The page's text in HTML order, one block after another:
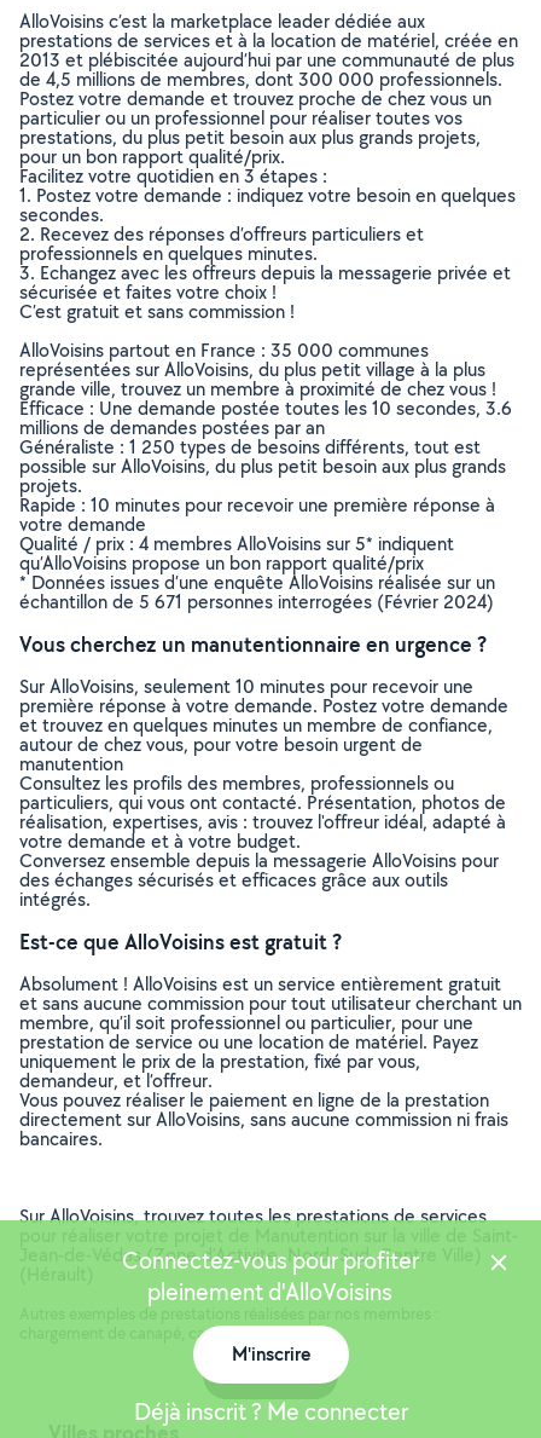
AlloVoisins c’est la marketplace leader dédiée aux
prestations de services et à la location de matériel, créée en
2013 et plébiscitée aujourd’hui par une communauté de plus
de 4,5 millions de membres, dont 300 000 professionnels.
Postez votre demande et trouvez proche de chez vous un
particulier ou un professionnel pour réaliser toutes vos
prestations, du plus petit besoin aux plus grands projets,
pour un bon rapport qualité/prix.
Facilitez votre quotidien en 3 étapes :
1. Postez votre demande : indiquez votre besoin en quelques
secondes.
2. Recevez des réponses d’offreurs particuliers et
professionnels en quelques minutes.
3. Echangez avec les offreurs depuis la messagerie privée et
sécurisée et faites votre choix !
C’est gratuit et sans commission !
AlloVoisins partout en France : 35 000 communes
représentées sur AlloVoisins, du plus petit village à la plus
grande ville, trouvez un membre à proximité de chez vous !
Efficace : Une demande postée toutes les 10 secondes, 3.6
millions de demandes postées par an
Généraliste : 1 250 types de besoins différents, tout est
possible sur AlloVoisins, du plus petit besoin aux plus grands
projets.
Rapide : 10 minutes pour recevoir une première réponse à
votre demande
Qualité / prix : 4 membres AlloVoisins sur 5* indiquent
qu’AlloVoisins propose un bon rapport qualité/prix
* Données issues d’une enquête AlloVoisins réalisée sur un
échantillon de 5 671 personnes interrogées (Février 2024)
Vous cherchez un manutentionnaire en urgence ?
Sur AlloVoisins, seulement 10 minutes pour recevoir une
première réponse à votre demande. Postez votre demande
et trouvez en quelques minutes un membre de confiance,
autour de chez vous, pour votre besoin urgent de
manutention
Consultez les profils des membres, professionnels ou
particuliers, qui vous ont contacté. Présentation, photos de
réalisation, expertises, avis : trouvez l'offreur idéal, adapté à
votre demande et à votre budget.
Conversez ensemble depuis la messagerie AlloVoisins pour
des échanges sécurisés et efficaces grâce aux outils
intégrés.
Est-ce que AlloVoisins est gratuit ?
Absolument ! AlloVoisins est un service entièrement gratuit
et sans aucune commission pour tout utilisateur cherchant un
membre, qu’il soit professionnel ou particulier, pour une
prestation de service ou une location de matériel. Payez
uniquement le prix de la prestation, fixé par vous,
demandeur, et l’offreur.
Vous pouvez réaliser le paiement en ligne de la prestation
directement sur AlloVoisins, sans aucune commission ni frais
bancaires.
Sur AlloVoisins, trouvez toutes les prestations de services
Jean-de-Védas (Zone d'Activite, Nord, Sud, Centre Ville)
Autres exemples de prestations réalisées par nos membres :
chargement de canapé, camion à vider, ..
Connectez-vous pour profiter
pleinement d'AlloVoisins
M'inscrire
Déjà inscrit ? Me connecter